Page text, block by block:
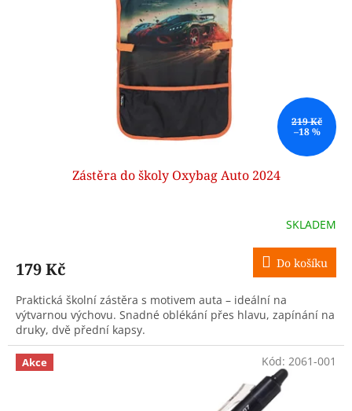
219 Kč
–18 %
Zástěra do školy Oxybag Auto 2024
SKLADEM
179 Kč Do košíku
Praktická školní zástěra s motivem auta – ideální na
výtvarnou výchovu. Snadné oblékání přes hlavu, zapínání na
druky, dvě přední kapsy.
Akce Kód: 2061-001